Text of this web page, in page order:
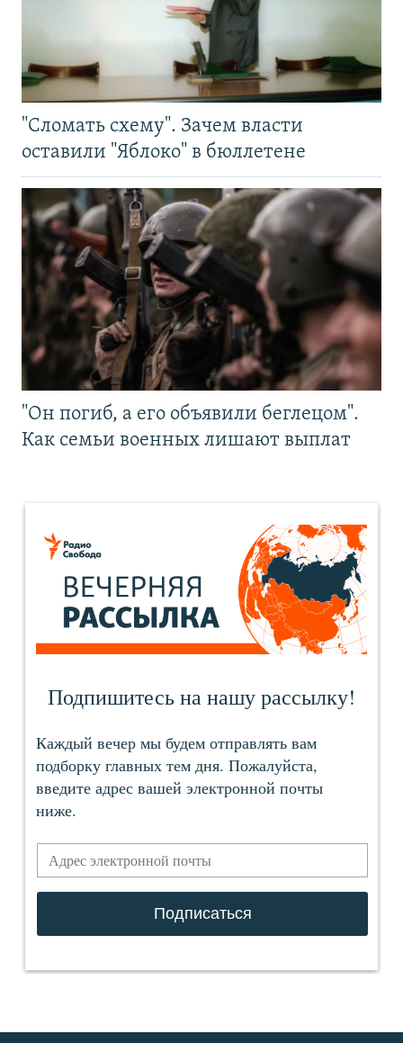
"Сломать схему". Зачем власти
оставили "Яблоко" в бюллетене
"Он погиб, а его объявили беглецом".
Как семьи военных лишают выплат